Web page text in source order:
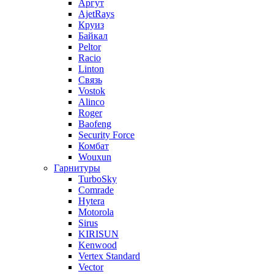
Аргут
AjetRays
Круиз
Байкал
Peltor
Racio
Linton
Связь
Vostok
Alinco
Roger
Baofeng
Security Force
Комбат
Wouxun
Гарнитуры
TurboSky
Comrade
Hytera
Motorola
Sirus
KIRISUN
Kenwood
Vertex Standard
Vector